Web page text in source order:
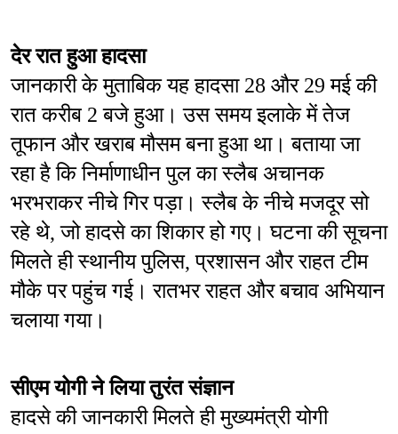
देर रात हुआ हादसा
जानकारी के मुताबिक यह हादसा 28 और 29 मई की
रात करीब 2 बजे हुआ। उस समय इलाके में तेज
तूफान और खराब मौसम बना हुआ था। बताया जा
रहा है कि निर्माणाधीन पुल का स्लैब अचानक
भरभराकर नीचे गिर पड़ा। स्लैब के नीचे मजदूर सो
रहे थे, जो हादसे का शिकार हो गए। घटना की सूचना
मिलते ही स्थानीय पुलिस, प्रशासन और राहत टीम
मौके पर पहुंच गई। रातभर राहत और बचाव अभियान
चलाया गया।
सीएम योगी ने लिया तुरंत संज्ञान
हादसे की जानकारी मिलते ही मुख्यमंत्री योगी